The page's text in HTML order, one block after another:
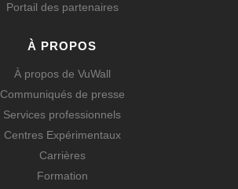
Portail des partenaires
À PROPOS
À propos de VuWall
Communiqués de presse
Services professionnels
Centres Expérimentaux
Carrières
Formation